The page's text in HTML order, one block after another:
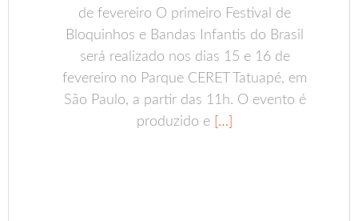
de fevereiro O primeiro Festival de
Bloquinhos e Bandas Infantis do Brasil
será realizado nos dias 15 e 16 de
fevereiro no Parque CERET Tatuapé, em
São Paulo, a partir das 11h. O evento é
produzido e […]